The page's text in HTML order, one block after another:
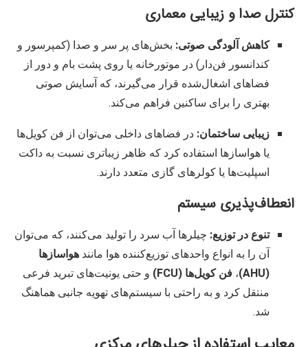
کنترل صدا و زیبایی معماری
کاهش آلودگی صوتی: بخش‌های پر سر و صدا (کمپرسور و
کندانسور فن‌دار) در موتورخانه یا روی پشت بام و دور از
فضاهای اشغال‌شده قرار می‌گیرند، که آسایش صوتی
بهتری را برای ساکنین فراهم می‌کند.
زیبایی ساختمان: در فضاهای داخلی می‌توان از فن کویل‌ها
یا هواسازها استفاده کرد که ظاهر زیباتری نسبت به داکت
اسپلیت‌ها یا کولرهای گازی متعدد دارند.
انعطاف‌پذیری سیستم
تنوع در توزیع: چیلرها آب سرد را تولید می‌کنند، که می‌توان
آن را به انواع واحدهای توزیع‌کننده هوا مانند هواسازها
(AHU)
، فن کویل‌ها (FCU)
و حتی یونیت‌های تبرید فرعی
منتقل کرد و به راحتی با سیستم‌های تهویه جانبی هماهنگ
شد.